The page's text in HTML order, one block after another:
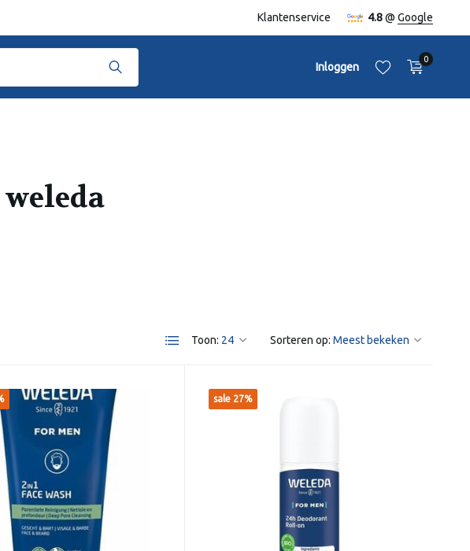
Klantenservice 4.8@ Google
Inloggen
0
Toon: Sorteren op:
sale 27%